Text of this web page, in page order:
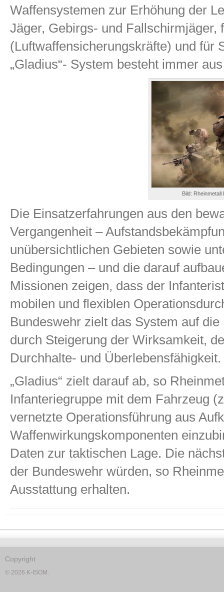
Waffensystemen zur Erhöhung der
Jäger, Gebirgs- und
(Luftwaffensicherungskräfte) und für
„Gladius“- System besteht immer
Bild:
Die Einsatzerfahrungen aus den
Vergangenheit –
unübersichtlichen Gebieten sowie
Bedingungen – und die darauf
Missionen zeigen, dass der
mobilen und flexiblen
Bundeswehr zielt das System auf
durch Steigerung der Wirksamkeit,
Durchhalte- und Überlebensfähigkeit.
„Gladius“ zielt darauf ab, so
Infanteriegruppe mit dem Fahrzeug
vernetzte Operationsführung aus
Waffenwirkungskomponenten
Daten zur taktischen Lage. Die
der Bundeswehr würden, so
Ausstattung erhalten.
Copyright
© 2026 K-ISOM.